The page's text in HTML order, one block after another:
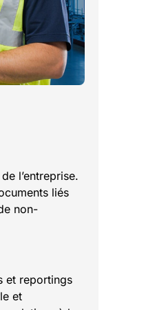
l’entreprise.
liés
non-
et reportings
et